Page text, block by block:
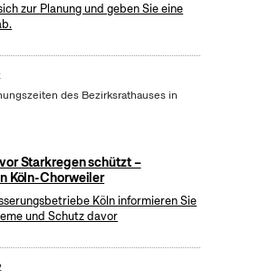
zur Planung und geben Sie eine
des Bezirksrathauses in
Starkregen schützt –
Köln-Chorweiler
Köln informieren Sie
und Schutz davor